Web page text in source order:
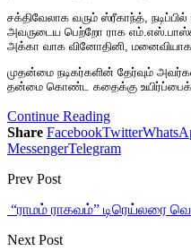
சக்திவேலாக வரும் ஸ்ரீகாந்த், நடிப்பில்
அவருடைய பெற்றோ ராக
அக்கா வாக வினோதினி,
முதன்மை நடிகர்களின் தேர்வும்
தன்மை கொண்ட கதைக்கு உயிர்ப்பைக்
Continue Reading
Share FacebookTwitter
MessengerTelegram
Prev Post
“ராமம் ராகவம்” டிரெய்லரை
Next Post